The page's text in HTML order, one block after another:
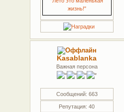
Kasablanka
Важная персона
Сообщений: 663
Репутация: 40